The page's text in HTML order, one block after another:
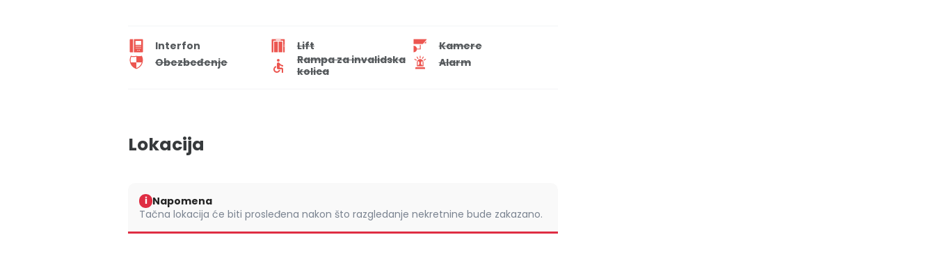
Interfon Lift
Kamere
Obezbeđenje
Rampa za invalidska
kolica
Alarm
Lokacija
i Napomena
Tačna lokacija će biti prosleđena nakon što razgledanje nekretnine bude zakazano.